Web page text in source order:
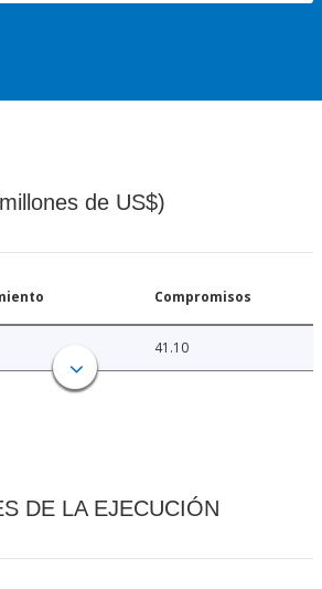
de US$)
Compromisos
41.10
DE LA EJECUCIÓN